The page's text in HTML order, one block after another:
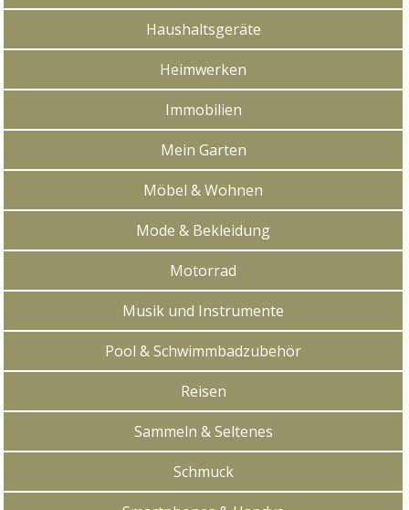
Haushaltsgeräte
Heimwerken
Immobilien
Mein Garten
Möbel & Wohnen
Mode & Bekleidung
Motorrad
Musik und Instrumente
Pool & Schwimmbadzubehör
Reisen
Sammeln & Seltenes
Schmuck